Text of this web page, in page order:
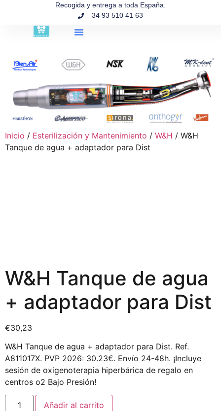
Recogida y entrega a toda España.
34 93 510 41 63
Inicio / Esterilización y Mantenimiento / W&H / W&H
Tanque de agua + adaptador para Dist
W&H Tanque de agua
+ adaptador para Dist
€30,23
W&H Tanque de agua + adaptador para Dist. Ref.
A811017X. PVP 2026: 30.23€. Envío 24-48h. ¡Incluye
sesión de oxigenoterapia hiperbárica de regalo en
centros o2 Bajo Presión!
Añadir al carrito